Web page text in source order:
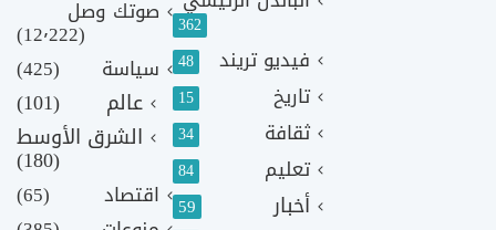
362
فيديو تريند 48
تاريخ 15
ثقافة 34
تعليم 84
أخبار 59
صوتك وصل
(12٬222)
سياسة
(425)
عالم
(101)
الشرق الأوسط
(180)
اقتصاد
(65)